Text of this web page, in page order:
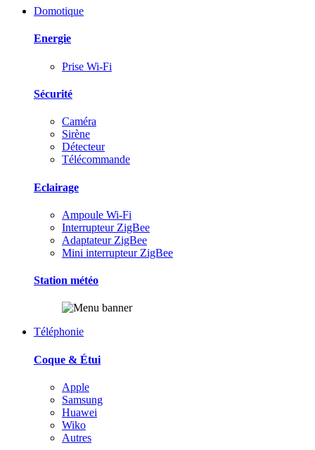
Domotique
Energie
Prise Wi-Fi
Sécurité
Caméra
Sirène
Détecteur
Télécommande
Eclairage
Ampoule Wi-Fi
Interrupteur ZigBee
Adaptateur ZigBee
Mini interrupteur ZigBee
Station météo
Téléphonie
Coque & Étui
Apple
Samsung
Huawei
Wiko
Autres